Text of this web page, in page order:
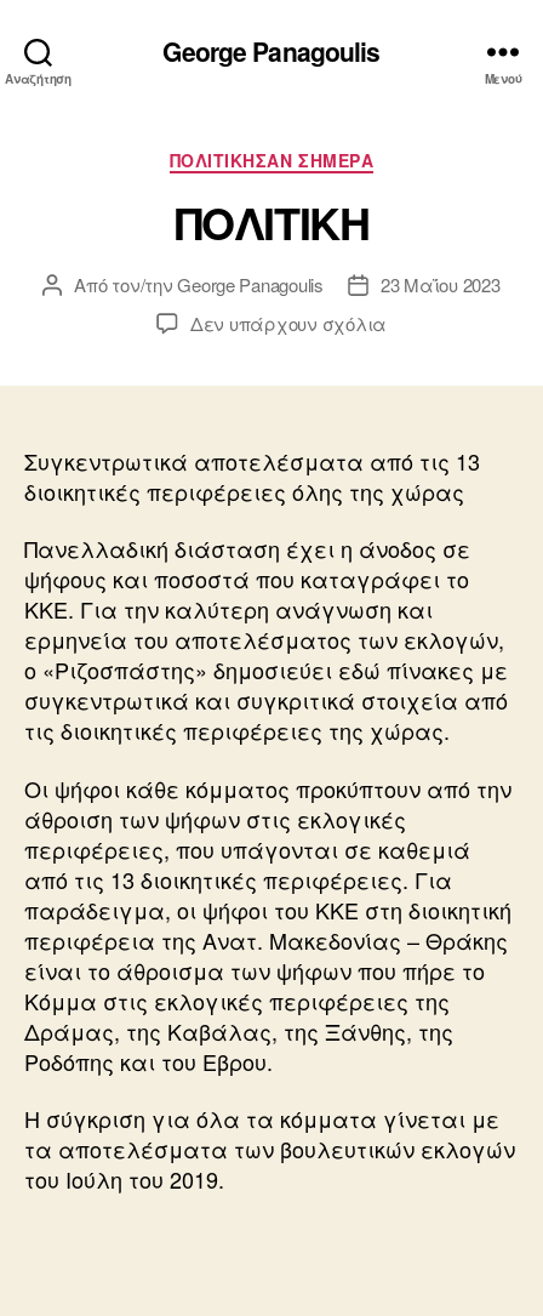
Αναζήτηση
George Panagoulis
Μενού
Κατηγορίες
ΠΟΛΙΤΙΚΗΣΑΝ ΣΗΜΕΡΑ
ΠΟΛΙΤΙΚΗ
Συντάκτης
Από τον/τηνGeorge Panagoulis
Ημ.
δημοσίευσης
23 Μαΐου 2023
Δεν υπάρχουν σχόλια
Συγκεντρωτικά αποτελέσματα από τις 13
διοικητικές περιφέρειες όλης της χώρας
Πανελλαδική διάσταση έχει η άνοδος σε
ψήφους και ποσοστά που καταγράφει το
ΚΚΕ. Για την καλύτερη ανάγνωση και
ερμηνεία του αποτελέσματος των εκλογών,
ο «Ριζοσπάστης» δημοσιεύει εδώ πίνακες με
συγκεντρωτικά και συγκριτικά στοιχεία από
τις διοικητικές περιφέρειες της χώρας.
Οι ψήφοι κάθε κόμματος προκύπτουν από την
άθροιση των ψήφων στις εκλογικές
περιφέρειες, που υπάγονται σε καθεμιά
από τις 13 διοικητικές περιφέρειες. Για
παράδειγμα, οι ψήφοι του ΚΚΕ στη διοικητική
περιφέρεια της Ανατ. Μακεδονίας – Θράκης
είναι το άθροισμα των ψήφων που πήρε το
Κόμμα στις εκλογικές περιφέρειες της
Δράμας, της Καβάλας, της Ξάνθης, της
Ροδόπης και του Εβρου.
Η σύγκριση για όλα τα κόμματα γίνεται με
τα αποτελέσματα των βουλευτικών εκλογών
του Ιούλη του 2019.